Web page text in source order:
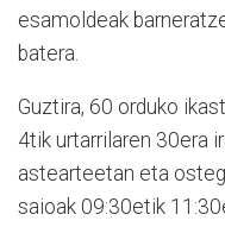
esamoldeak
batera.
Guztira, 60 orduko
4tik urtarrilaren 30era
astearteetan eta
saioak 09:30etik